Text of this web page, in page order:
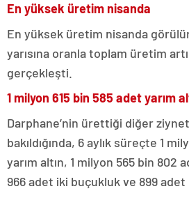
En yüksek üretim nisanda
En yüksek üretim nisanda
yarısına oranla toplam üretim
gerçekleşti.
1 milyon 615 bin 585 adet yarım
Darphane’nin ürettiği diğer
bakıldığında, 6 aylık süreçte 1
yarım altın, 1 milyon 565 bin 802
966 adet iki buçukluk ve 899 adet